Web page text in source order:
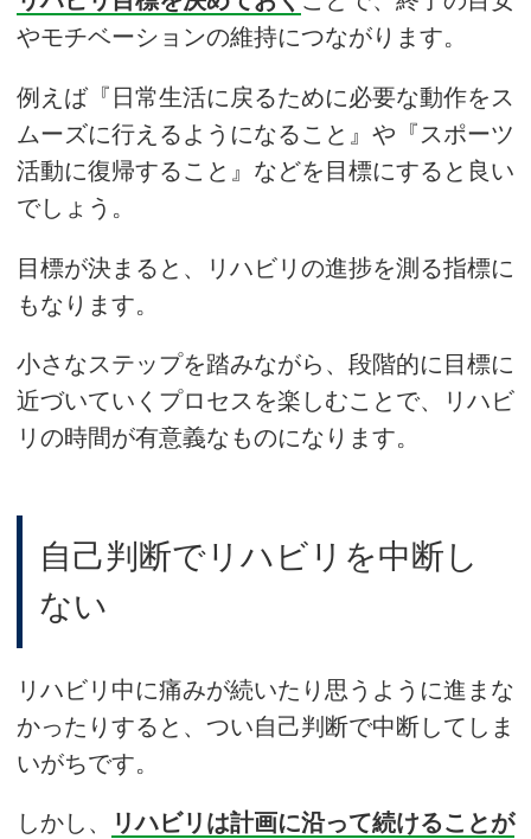
やモチベーションの維持につながります。
例えば『日常生活に戻るために必要な動作をス
ムーズに行えるようになること』や『スポーツ
活動に復帰すること』などを目標にすると良い
でしょう。
目標が決まると、リハビリの進捗を測る指標に
もなります。
小さなステップを踏みながら、段階的に目標に
近づいていくプロセスを楽しむことで、リハビ
リの時間が有意義なものになります。
自己判断でリハビリを中断し
ない
リハビリ中に痛みが続いたり思うように進まな
かったりすると、つい自己判断で中断してしま
いがちです。
しかし、
リハビリは計画に沿って続けることが